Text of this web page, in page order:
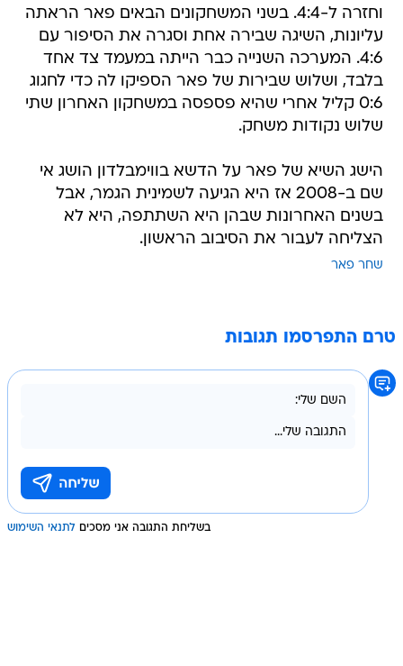
וחזרה ל-4:4. בשני המשחקונים הבאים פאר הראתה
עליונות, השיגה שבירה אחת וסגרה את הסיפור עם
4:6. המערכה השנייה כבר הייתה במעמד צד אחד
בלבד, ושלוש שבירות של פאר הספיקו לה כדי לחגוג
0:6 קליל אחרי שהיא פספסה במשחקון האחרון שתי
שלוש נקודות משחק.
הישג השיא של פאר על הדשא בווימבלדון הושג אי
שם ב-2008 אז היא הגיעה לשמינית הגמר, אבל
בשנים האחרונות שבהן היא השתתפה, היא לא
הצליחה לעבור את הסיבוב הראשון.
שחר פאר
טרם התפרסמו תגובות
בשליחת התגובה אני מסכים לתנאי השימוש